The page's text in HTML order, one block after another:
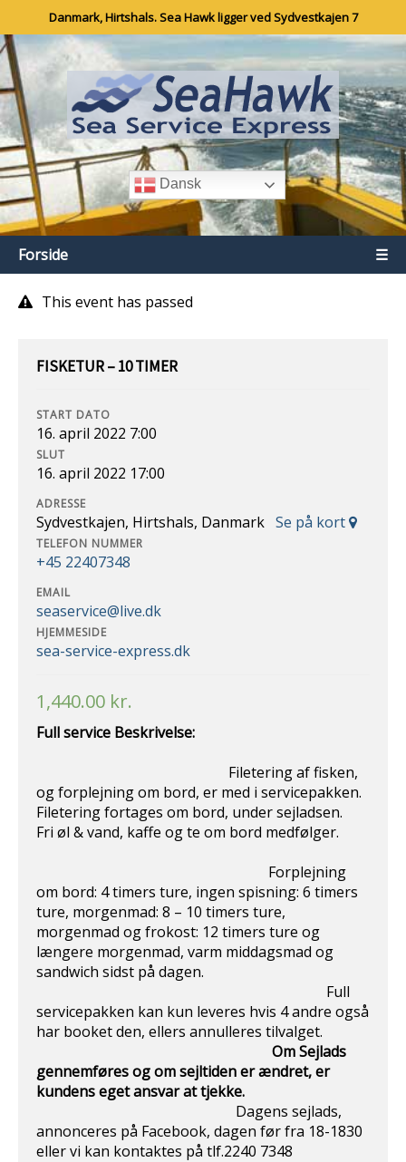
Danmark, Hirtshals. Sea Hawk ligger ved Sydvestkajen 7
Dansk
Forside ☰
This event has passed
FISKETUR – 10 TIMER
START DATO
16. april 2022 7:00
SLUT
16. april 2022 17:00
ADRESSE
Sydvestkajen, Hirtshals, Danmark Se på kort
TELEFON NUMMER
+45 22407348
EMAIL
seaservice@live.dk
HJEMMESIDE
sea-service-express.dk
1,440.00 kr.
Full service Beskrivelse:
Filetering af fisken,
og forplejning om bord, er med i servicepakken.
Filetering fortages om bord, under sejladsen.
Fri øl & vand, kaffe og te om bord medfølger.
Forplejning
om bord: 4 timers ture, ingen spisning: 6 timers
ture, morgenmad: 8 – 10 timers ture,
morgenmad og frokost: 12 timers ture og
længere morgenmad, varm middagsmad og
sandwich sidst på dagen.
Full
servicepakken kan kun leveres hvis 4 andre også
har booket den, ellers annulleres tilvalget.
Om Sejlads
gennemføres og om sejltiden er ændret, er
kundens eget ansvar attjekke.
Dagens sejlads,
annonceres på Facebook, dagen før fra 18-1830
eller vi kan kontaktes på tlf.2240 7348